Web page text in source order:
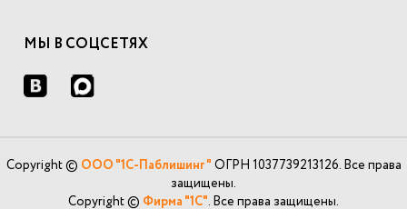
МЫ В СОЦСЕТЯХ
Copyright © ООО "1С-Паблишинг" ОГРН 1037739213126. Все права
защищены.
Copyright © Фирма "1С". Все права защищены.